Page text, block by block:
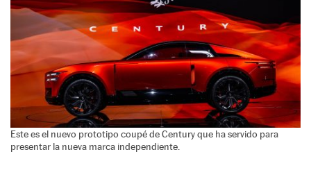
Este es el nuevo prototipo coupé de Century que ha servido para
presentar la nueva marca independiente.